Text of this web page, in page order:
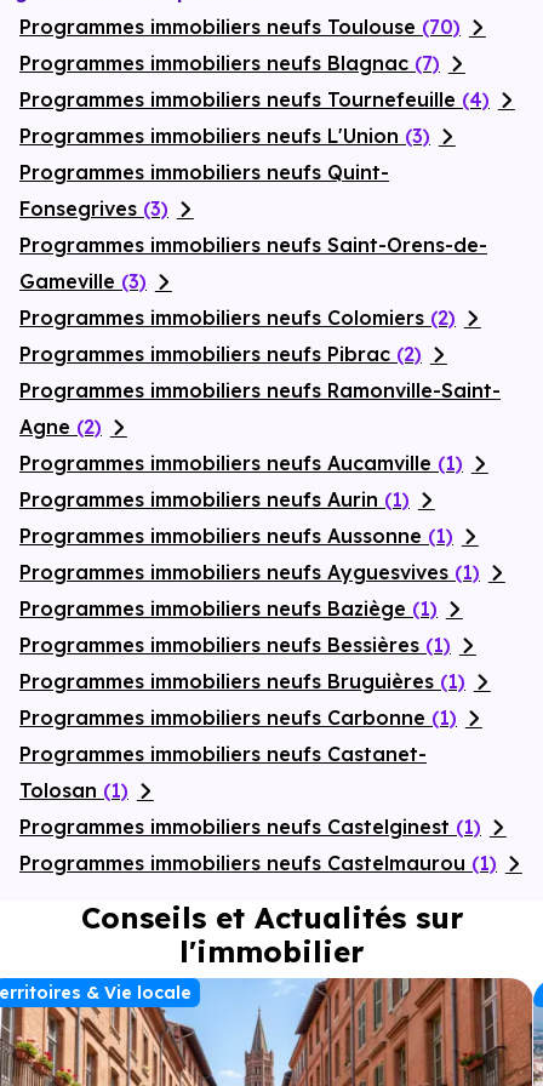
Programmes immobiliers neufs Toulouse (70)
Programmes immobiliers neufs Blagnac (7)
Programmes immobiliers neufs Tournefeuille (4)
Programmes immobiliers neufs L'Union (3)
Programmes immobiliers neufs Quint-
Fonsegrives (3)
Programmes immobiliers neufs Saint-Orens-de-
Gameville (3)
Programmes immobiliers neufs Colomiers (2)
Programmes immobiliers neufs Pibrac (2)
Programmes immobiliers neufs Ramonville-Saint-
Agne (2)
Programmes immobiliers neufs Aucamville (1)
Programmes immobiliers neufs Aurin (1)
Programmes immobiliers neufs Aussonne (1)
Programmes immobiliers neufs Ayguesvives (1)
Programmes immobiliers neufs Baziège (1)
Programmes immobiliers neufs Bessières (1)
Programmes immobiliers neufs Bruguières (1)
Programmes immobiliers neufs Carbonne (1)
Programmes immobiliers neufs Castanet-
Tolosan (1)
Programmes immobiliers neufs Castelginest (1)
Programmes immobiliers neufs Castelmaurou (1)
Conseils et Actualités sur
l'immobilier
& Vie locale